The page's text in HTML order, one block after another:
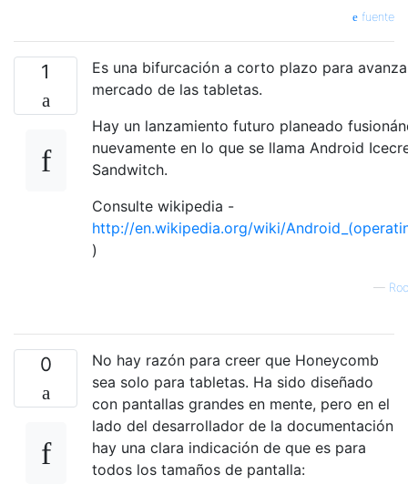
fuente
1
Es una bifurcación a corto plazo para
mercado de las tabletas.
Hay un lanzamiento futuro planeado
nuevamente en lo que se llama Android
Sandwitch.
Consulte wikipedia -
http://en.wikipedia.org/wiki/
)
—
0
No hay razón para creer que Honeycomb
sea solo para tabletas. Ha sido diseñado
con pantallas grandes en mente, pero en el
lado del desarrollador de la documentación
hay una clara indicación de que es para
todos los tamaños de pantalla: